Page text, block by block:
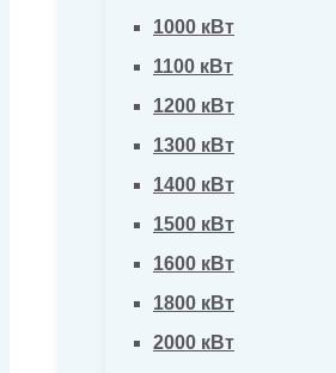
1000 кВт
1100 кВт
1200 кВт
1300 кВт
1400 кВт
1500 кВт
1600 кВт
1800 кВт
2000 кВт